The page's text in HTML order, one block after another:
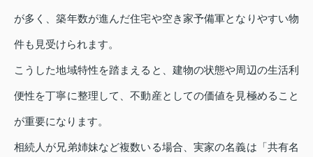
が多く、築年数が進んだ住宅や空き家予備軍となりやすい物
件も見受けられます。
こうした地域特性を踏まえると、建物の状態や周辺の生活利
便性を丁寧に整理して、不動産としての価値を見極めること
が重要になります。
相続人が兄弟姉妹など複数いる場合、実家の名義は「共有名